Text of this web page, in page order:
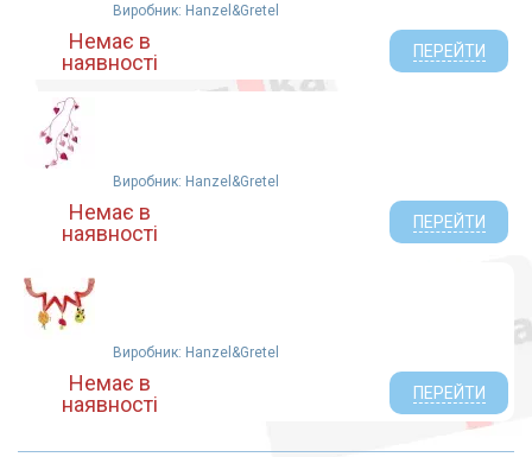
Виробник: Hanzel&Gretel
Немає в
наявності
ПЕРЕЙТИ
Виробник: Hanzel&Gretel
Немає в
наявності
ПЕРЕЙТИ
Виробник: Hanzel&Gretel
Немає в
наявності
ПЕРЕЙТИ